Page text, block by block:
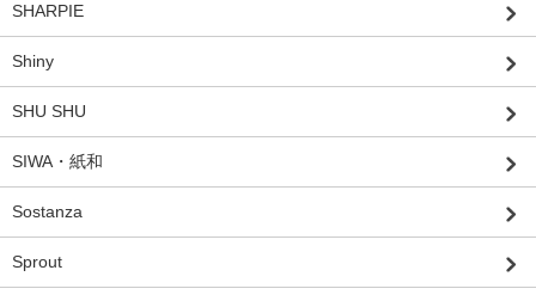
SHARPIE
Shiny
SHU SHU
SIWA・紙和
Sostanza
Sprout